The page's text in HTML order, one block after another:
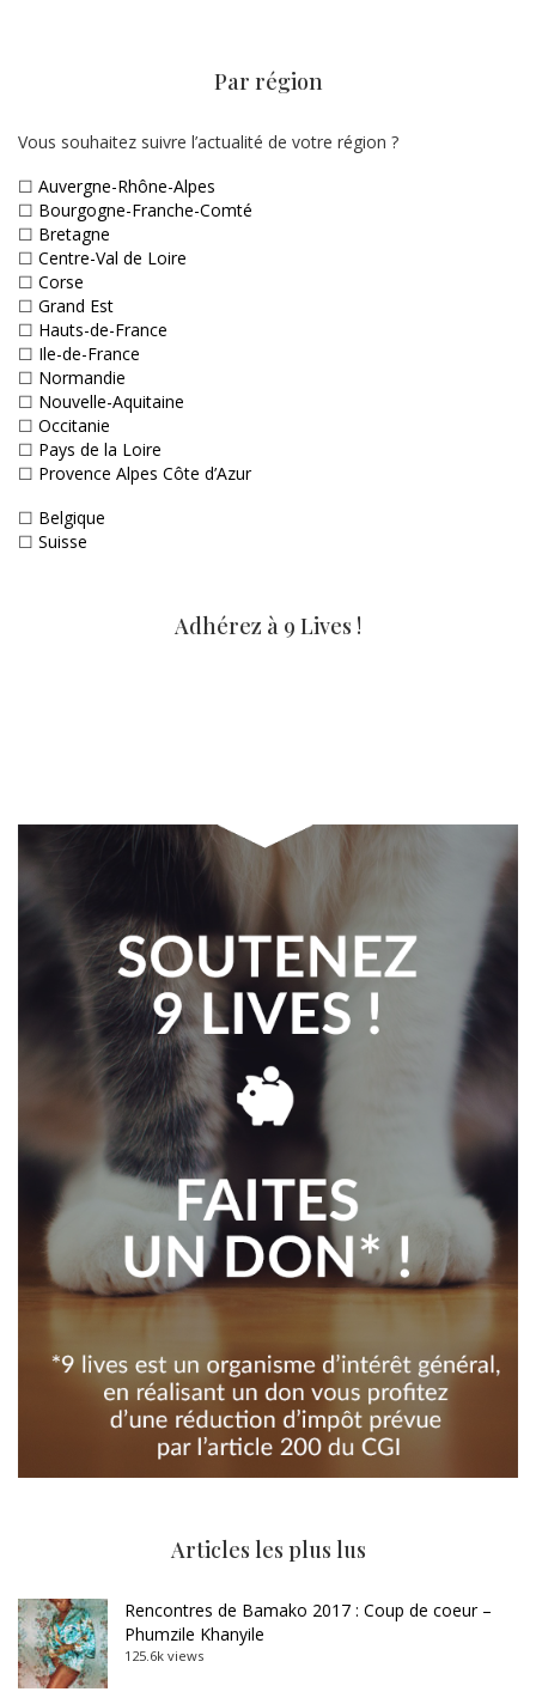
Par région
Vous souhaitez suivre l’actualité de votre région ?
☐ Auvergne-Rhône-Alpes
☐ Bourgogne-Franche-Comté
☐ Bretagne
☐ Centre-Val de Loire
☐ Corse
☐ Grand Est
☐ Hauts-de-France
☐ Ile-de-France
☐ Normandie
☐ Nouvelle-Aquitaine
☐ Occitanie
☐ Pays de la Loire
☐ Provence Alpes Côte d’Azur
☐ Belgique
☐ Suisse
Adhérez à 9 Lives !
Articles les plus lus
Rencontres de Bamako 2017 : Coup de coeur –
Phumzile Khanyile
125.6k views